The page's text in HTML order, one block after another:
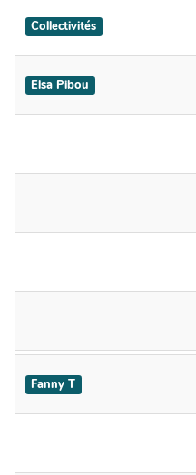
Collectivités
Elsa Pibou
Fanny T